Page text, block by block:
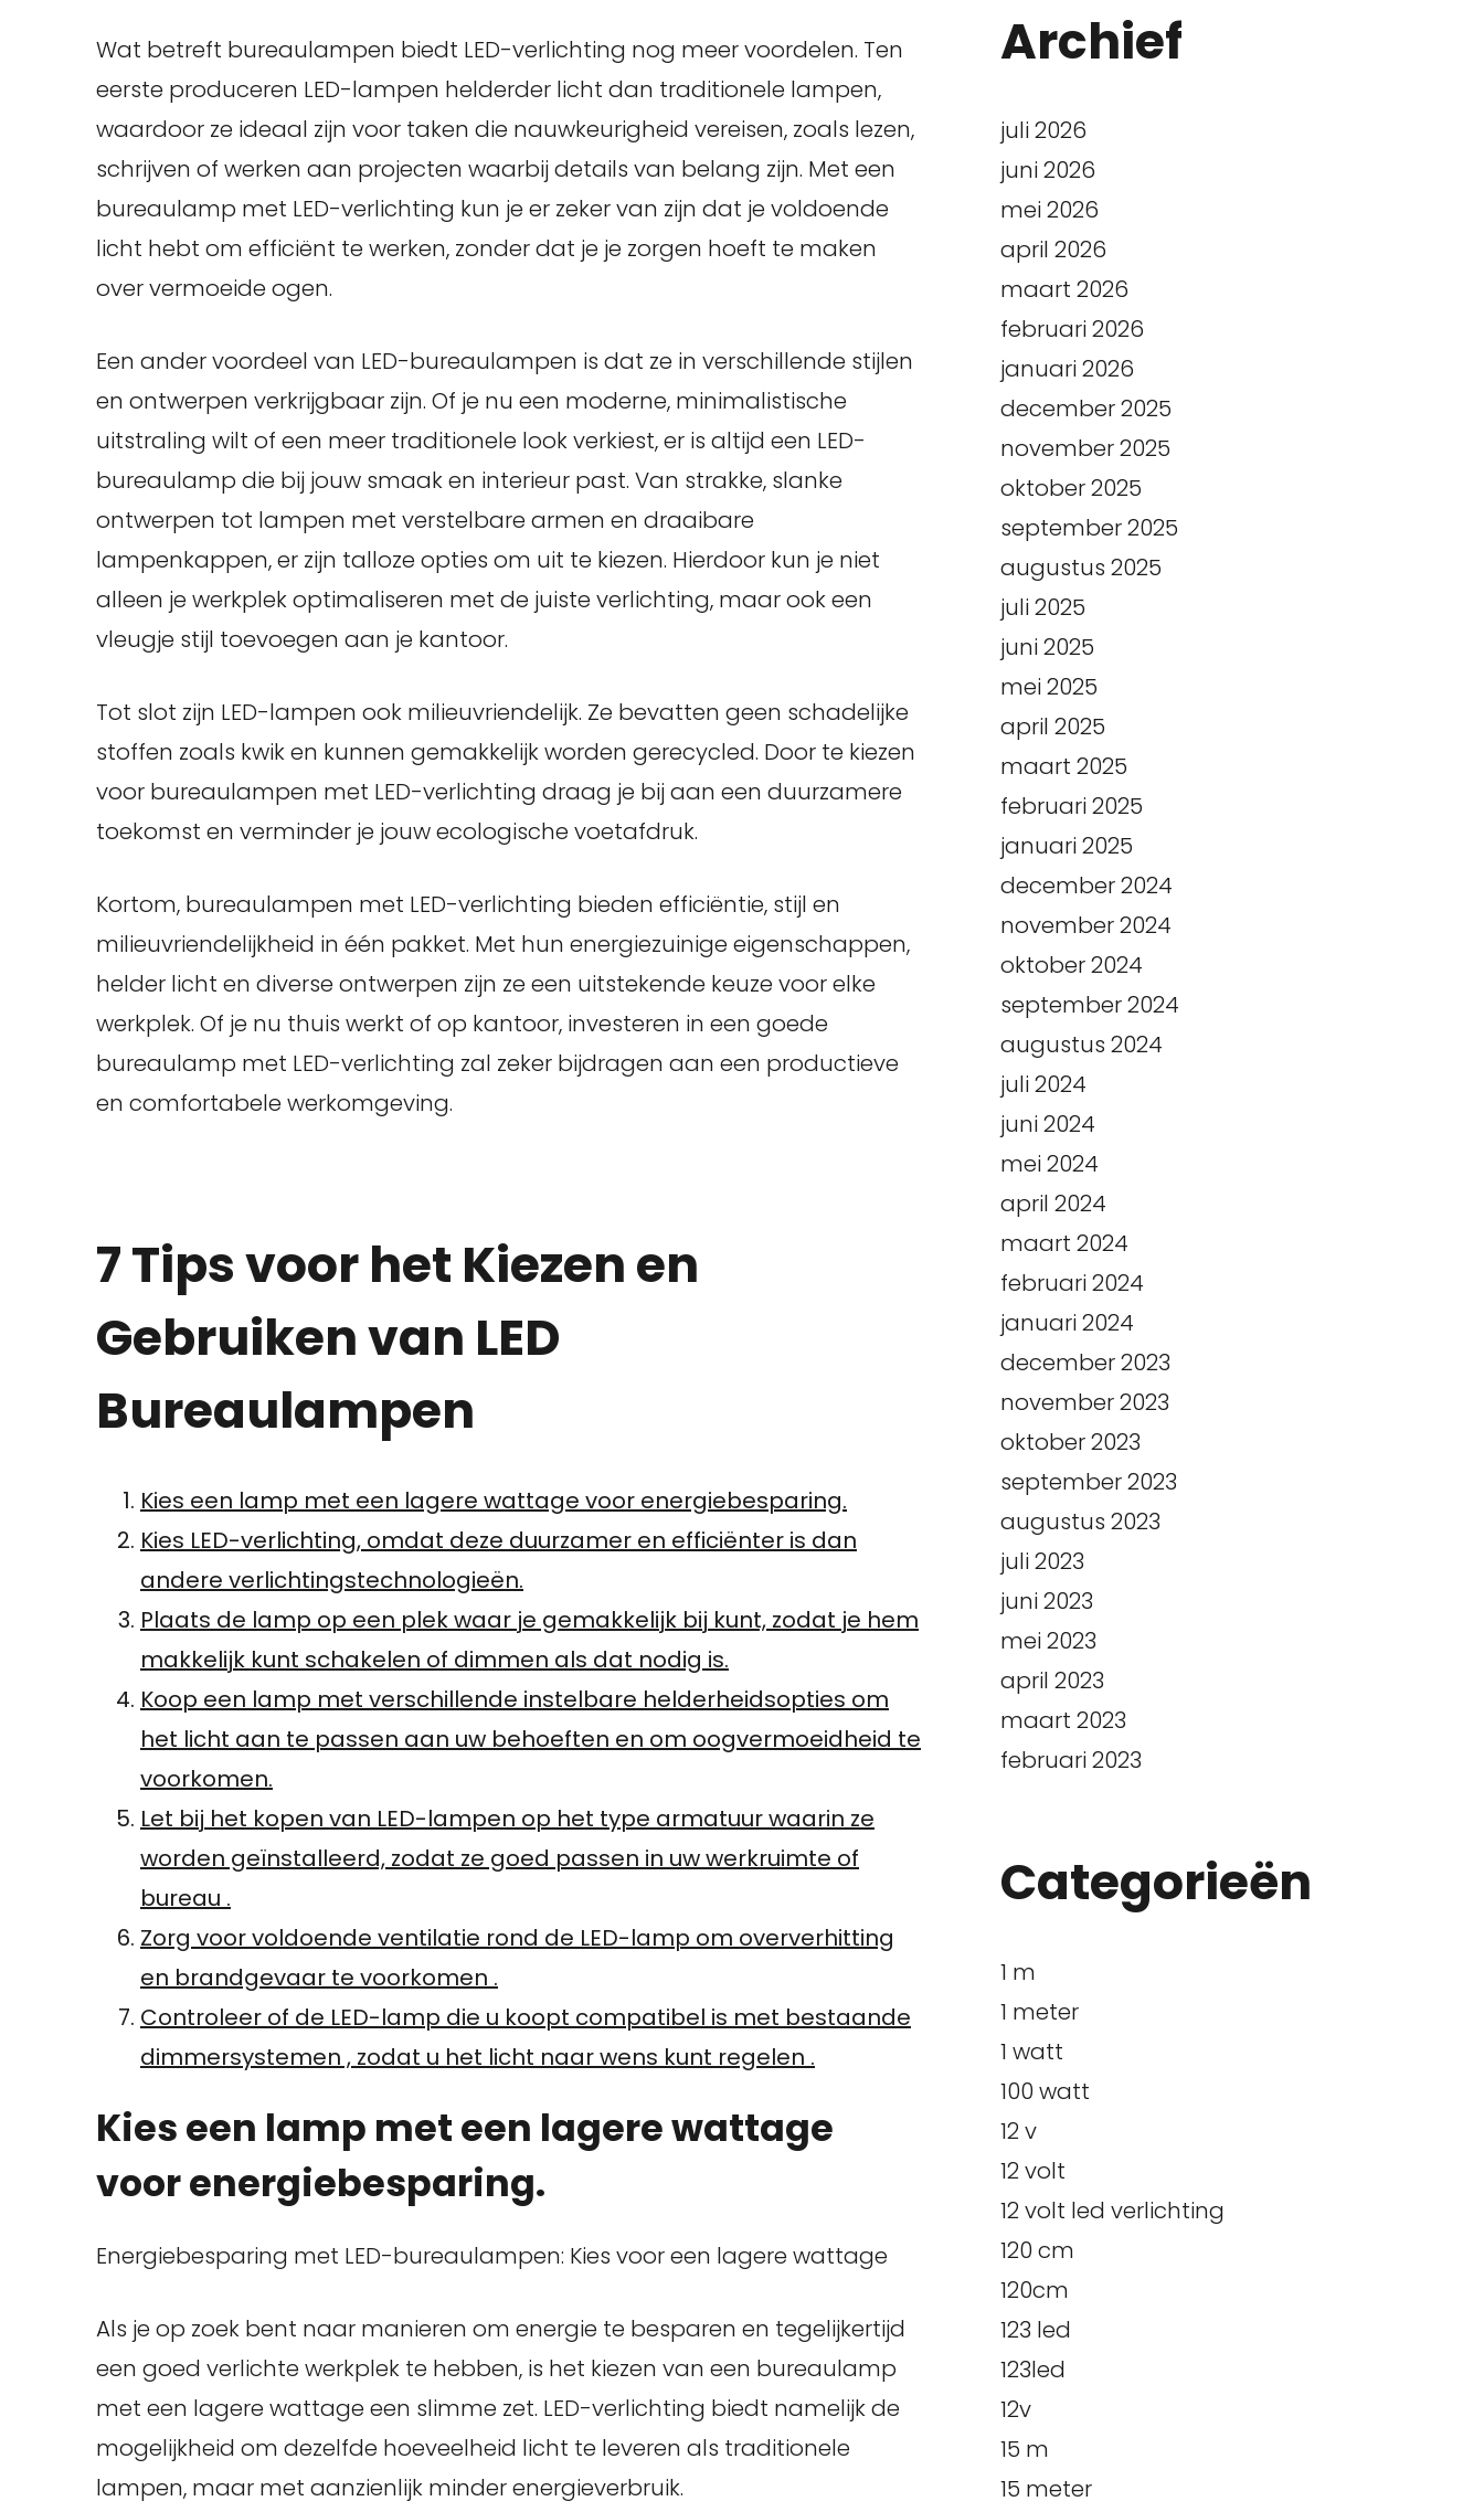
Wat betreft bureaulampen biedt LED-verlichting nog meer voordelen. Ten
eerste produceren LED-lampen helderder licht dan traditionele lampen,
waardoor ze ideaal zijn voor taken die nauwkeurigheid vereisen, zoals lezen,
schrijven of werken aan projecten waarbij details van belang zijn. Met een
bureaulamp met LED-verlichting kun je er zeker van zijn dat je voldoende
licht hebt om efficiënt te werken, zonder dat je je zorgen hoeft te maken
over vermoeide ogen.
Een ander voordeel van LED-bureaulampen is dat ze in verschillende stijlen
en ontwerpen verkrijgbaar zijn. Of je nu een moderne, minimalistische
uitstraling wilt of een meer traditionele look verkiest, er is altijd een LED-
bureaulamp die bij jouw smaak en interieur past. Van strakke, slanke
ontwerpen tot lampen met verstelbare armen en draaibare
lampenkappen, er zijn talloze opties om uit te kiezen. Hierdoor kun je niet
alleen je werkplek optimaliseren met de juiste verlichting, maar ook een
vleugje stijl toevoegen aan je kantoor.
Tot slot zijn LED-lampen ook milieuvriendelijk. Ze bevatten geen schadelijke
stoffen zoals kwik en kunnen gemakkelijk worden gerecycled. Door te kiezen
voor bureaulampen met LED-verlichting draag je bij aan een duurzamere
toekomst en verminder je jouw ecologische voetafdruk.
Kortom, bureaulampen met LED-verlichting bieden efficiëntie, stijl en
milieuvriendelijkheid in één pakket. Met hun energiezuinige eigenschappen,
helder licht en diverse ontwerpen zijn ze een uitstekende keuze voor elke
werkplek. Of je nu thuis werkt of op kantoor, investeren in een goede
bureaulamp met LED-verlichting zal zeker bijdragen aan een productieve
en comfortabele werkomgeving.
7 Tips voor het Kiezen en
Gebruiken van LED
Bureaulampen
Kies een lamp met een lagere wattage voor energiebesparing.
Kies LED-verlichting, omdat deze duurzamer en efficiënter is dan
andere verlichtingstechnologieën.
Plaats de lamp op een plek waar je gemakkelijk bij kunt, zodat je hem
makkelijk kunt schakelen of dimmen als dat nodig is.
Koop een lamp met verschillende instelbare helderheidsopties om
het licht aan te passen aan uw behoeften en om oogvermoeidheid te
voorkomen.
Let bij het kopen van LED-lampen op het type armatuur waarin ze
worden geïnstalleerd, zodat ze goed passen in uw werkruimte of
bureau .
Zorg voor voldoende ventilatie rond de LED-lamp om oververhitting
en brandgevaar te voorkomen .
Controleer of de LED-lamp die u koopt compatibel is met bestaande
dimmersystemen , zodat u het licht naar wens kunt regelen .
Kies een lamp met een lagere wattage
voor energiebesparing.
Energiebesparing met LED-bureaulampen: Kies voor een lagere wattage
Als je op zoek bent naar manieren om energie te besparen en tegelijkertijd
een goed verlichte werkplek te hebben, is het kiezen van een bureaulamp
met een lagere wattage een slimme zet. LED-verlichting biedt namelijk de
mogelijkheid om dezelfde hoeveelheid licht te leveren als traditionele
lampen, maar met aanzienlijk minder energieverbruik.
Archief
juli 2026
juni 2026
mei 2026
april 2026
maart 2026
februari 2026
januari 2026
december 2025
november 2025
oktober 2025
september 2025
augustus 2025
juli 2025
juni 2025
mei 2025
april 2025
maart 2025
februari 2025
januari 2025
december 2024
november 2024
oktober 2024
september 2024
augustus 2024
juli 2024
juni 2024
mei 2024
april 2024
maart 2024
februari 2024
januari 2024
december 2023
november 2023
oktober 2023
september 2023
augustus 2023
juli 2023
juni 2023
mei 2023
april 2023
maart 2023
februari 2023
Categorieën
1 m
1 meter
1 watt
100 watt
12 v
12 volt
12 volt led verlichting
120 cm
120cm
123 led
123led
12v
15 m
15 meter